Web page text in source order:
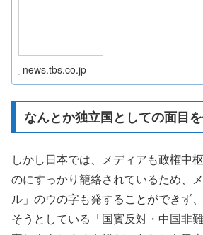
news.tbs.co.jp
なんとか独立国としての面目
しかし日本では、メディアも政権中
のにすっかり籠絡されているため、
ル」のウの字も発することができず
そうとしている「国賓反対・中国非